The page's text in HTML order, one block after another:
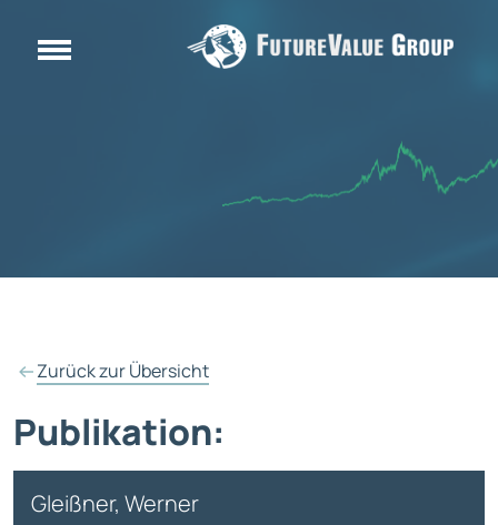
Zurück zur Übersicht
Publikation:
Gleißner, Werner